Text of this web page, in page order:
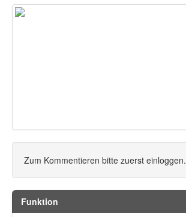
Zum Kommentieren bitte zuerst einloggen.
Funktion